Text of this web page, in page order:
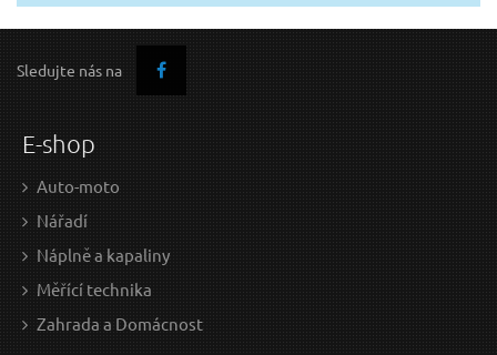
Sledujte nás na
E-shop
Auto-moto
Nářadí
Náplně a kapaliny
Měřící technika
Zahrada a Domácnost